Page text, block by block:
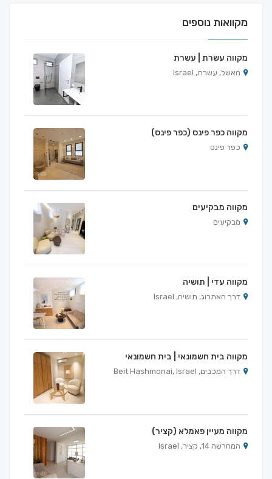
מקוואות נוספים
מקווה עשרת | עשרת
האשל, עשרת, Israel
מקווה כפר פינס (כפר פינס)
כפר פינס
מקווה מבקיעים
מבקיעים
מקווה עדי | תושיה
דרך האתרוג, תושיה, Israel
מקווה בית חשמונאי | בית חשמונאי
דרך המכבים, Beit Hashmonai, Israel
מקווה מעיין פאמלא (קציר)
המחרשה 14, קציר, Israel